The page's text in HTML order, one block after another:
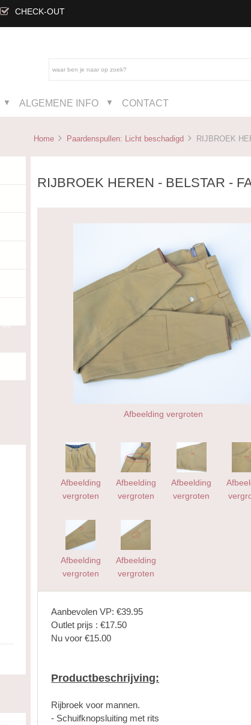
CHECK-OUT
▼ ALGEMENE INFO ▼ CONTACT
85
Home Paardenspullen: Licht beschadigd RIJBROEK
RIJBROEK HEREN - BELSTAR -
Afbeelding vergroten
Afbeelding
vergroten
Afbeelding
vergroten
Afbeelding
vergroten
Afbeelding
vergroten
Afbeelding
vergroten
Aanbevolen VP: €39.95
Outlet prijs : €17.50
Nu voor €15.00
Productbeschrijving:
Rijbroek voor mannen.
- Schuifknopsluiting met rits